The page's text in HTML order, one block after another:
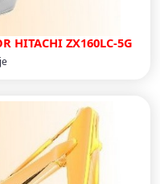
HITACHI ZX160LC-5G